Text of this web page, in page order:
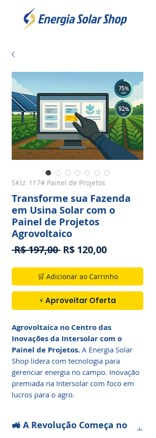
SKU: 117# Painel de Projetos
Transforme sua Fazenda
em Usina Solar com o
Painel de Projetos
Agrovoltaico
R$ 197,00 Preço
R$ 120,00Preço
🛒 Adicionar ao Carrinho
⚡ Aproveitar Oferta
Agrovoltaica no Centro das
Inovações da Intersolar com o
Painel de Projetos. A Energia Solar
Shop lidera com tecnologia para
gerenciar energia no campo. Inovação
premiada na Intersolar com foco em
lucros para o agro.
🚜 A Revolução Começa no